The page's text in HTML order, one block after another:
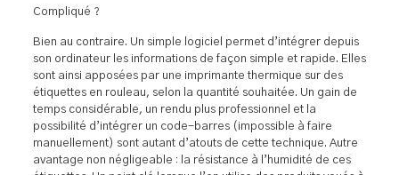
Compliqué ?
Bien au contraire. Un simple logiciel permet d’intégrer depuis
son ordinateur les informations de façon simple et rapide. Elles
sont ainsi apposées par une imprimante thermique sur des
étiquettes en rouleau, selon la quantité souhaitée. Un gain de
temps considérable, un rendu plus professionnel et la
possibilité d’intégrer un code-barres (impossible à faire
manuellement) sont autant d’atouts de cette technique. Autre
avantage non négligeable : la résistance à l’humidité de ces